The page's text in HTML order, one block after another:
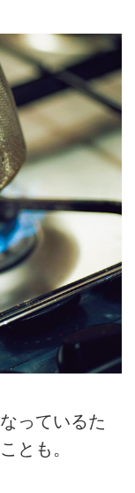
っているた
とも。